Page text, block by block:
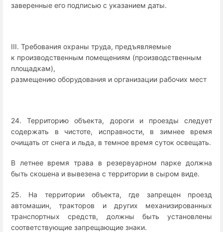
заверенные его подписью с указанием даты.
III. Требования охраны труда, предъявляемые
к производственным помещениям (производственным
площадкам),
размещению оборудования и организации рабочих мест
24. Территорию объекта, дороги и проезды следует
содержать в чистоте, исправности, в зимнее время
очищать от снега и льда, в темное время суток освещать.
В летнее время трава в резервуарном парке должна
быть скошена и вывезена с территории в сыром виде.
25. На территории объекта, где запрещен проезд
автомашин, тракторов и других механизированных
транспортных средств, должны быть установлены
соответствующие запрещающие знаки.